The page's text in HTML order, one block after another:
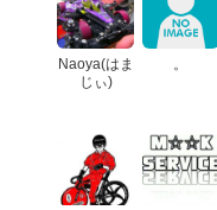
Naoya(はま
じぃ)
。